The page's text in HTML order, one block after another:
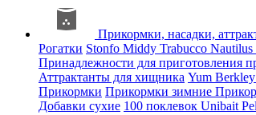
Прикормки, насадки,
Рогатки Stonfo Middy Trabucco Nautilus
Принадлежности для приготовления
Аттрактанты для хищника Yum Berkley
Прикормки Прикормки зимние
Добавки сухие 100 поклевок Unibait